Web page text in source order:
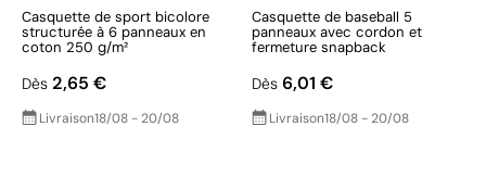
Casquette de sport bicolore
structurée à 6 panneaux en
coton 250 g/m²
Dès 2,65 €
Livraison18/08 - 20/08
Casquette de baseball 5
panneaux avec cordon et
fermeture snapback
Dès 6,01 €
Livraison18/08 - 20/08